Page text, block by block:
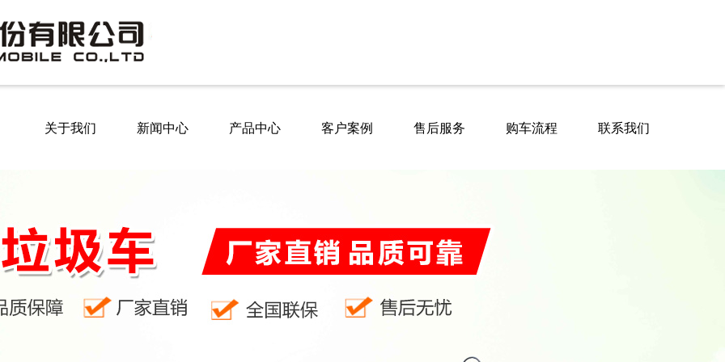
关于我们 新闻中心 产品中心 客户案例 售后服务 购车流程 联系我们